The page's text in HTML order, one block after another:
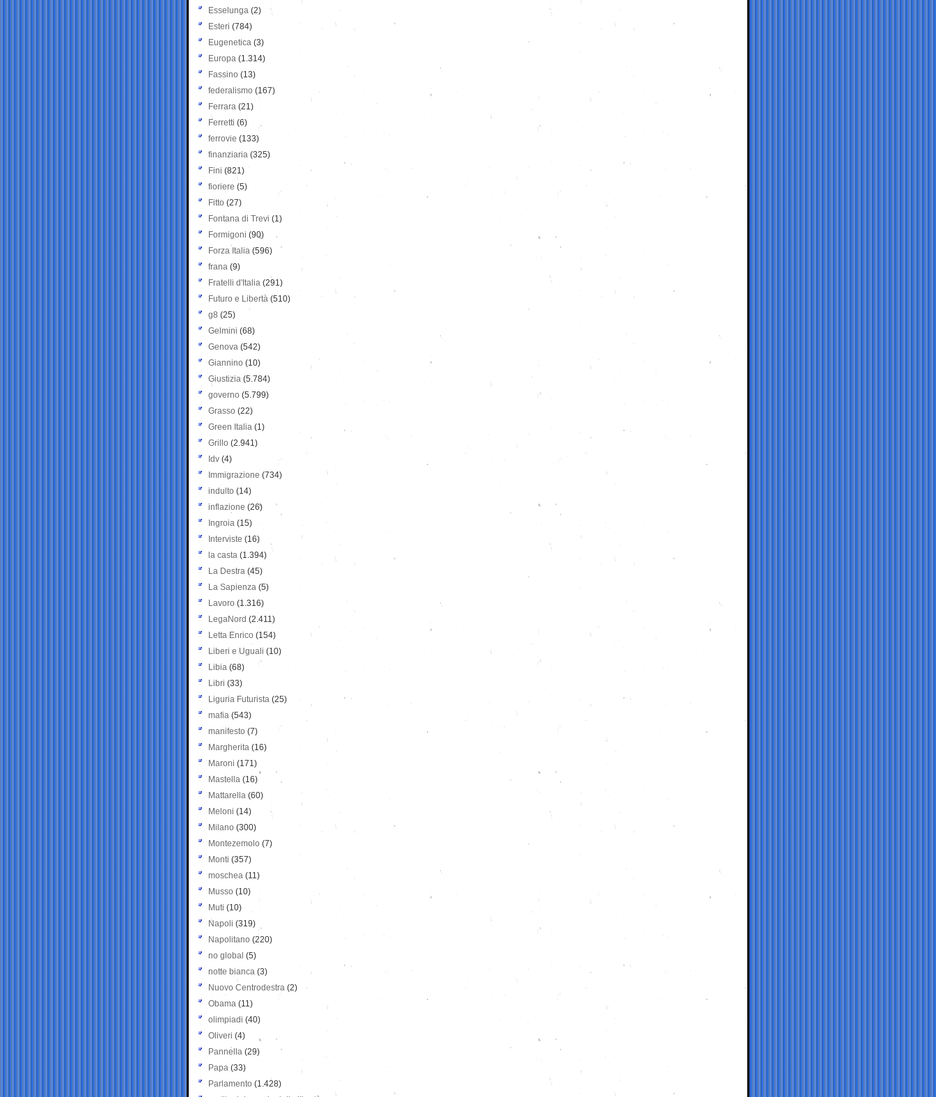
Esselunga (2)
Esteri (784)
Eugenetica (3)
Europa (1.314)
Fassino (13)
federalismo (167)
Ferrara (21)
Ferretti (6)
ferrovie (133)
finanziaria (325)
Fini (821)
fioriere (5)
Fitto (27)
Fontana di Trevi (1)
Formigoni (90)
Forza Italia (596)
frana (9)
Fratelli d'Italia (291)
Futuro e Libertà (510)
g8 (25)
Gelmini (68)
Genova (542)
Giannino (10)
Giustizia (5.784)
governo (5.799)
Grasso (22)
Green Italia (1)
Grillo (2.941)
Idv (4)
Immigrazione (734)
indulto (14)
inflazione (26)
Ingroia (15)
Interviste (16)
la casta (1.394)
La Destra (45)
La Sapienza (5)
Lavoro (1.316)
LegaNord (2.411)
Letta Enrico (154)
Liberi e Uguali (10)
Libia (68)
Libri (33)
Liguria Futurista (25)
mafia (543)
manifesto (7)
Margherita (16)
Maroni (171)
Mastella (16)
Mattarella (60)
Meloni (14)
Milano (300)
Montezemolo (7)
Monti (357)
moschea (11)
Musso (10)
Muti (10)
Napoli (319)
Napolitano (220)
no global (5)
notte bianca (3)
Nuovo Centrodestra (2)
Obama (11)
olimpiadi (40)
Oliveri (4)
Pannella (29)
Papa (33)
Parlamento (1.428)